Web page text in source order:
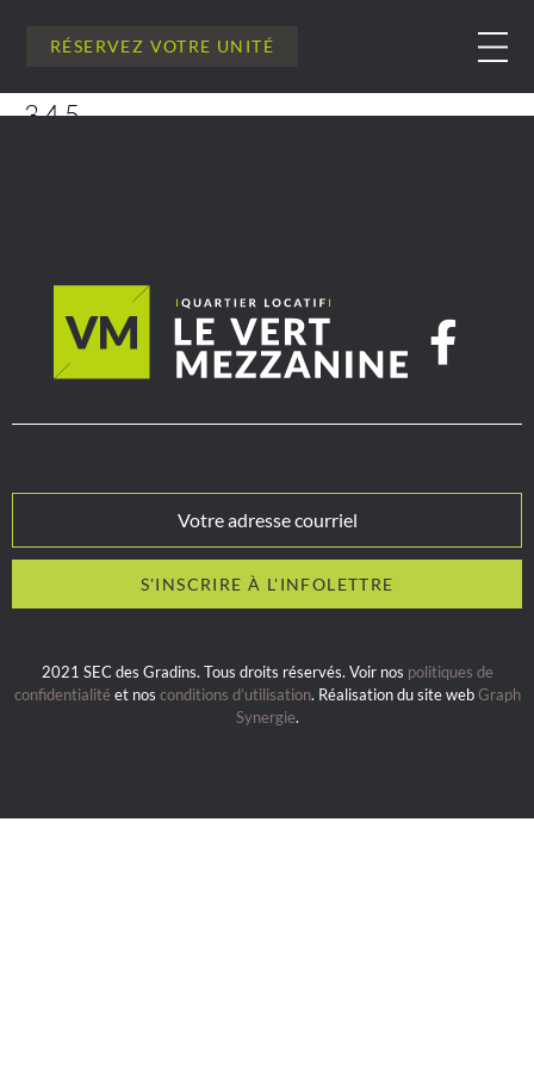
RÉSERVEZ VOTRE UNITÉ
345
2021 SEC des Gradins. Tous droits réservés. Voir nos politiques de
confidentialité et nos conditions d’utilisation. Réalisation du site webGraph
Synergie.